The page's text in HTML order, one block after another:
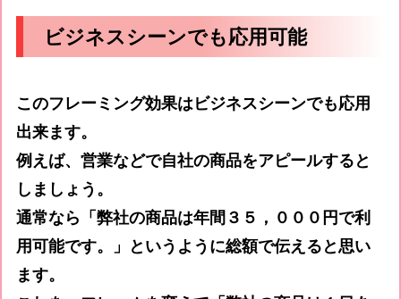
ビジネスシーンでも応用可能
このフレーミング効果はビジネスシーンでも応用
出来ます。
例えば、営業などで自社の商品をアピールすると
しましょう。
通常なら「弊社の商品は年間３５，０００円で利
用可能です。」というように総額で伝えると思い
ます。